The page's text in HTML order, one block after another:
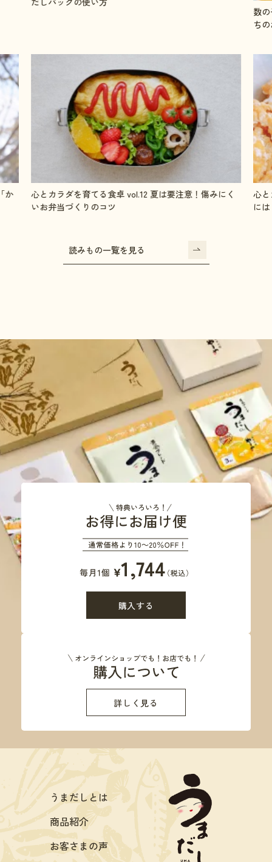
数
ち
か
心とカラダを育てる食卓 vol.12 夏は要注意！傷みにく
いお弁当づくりのコツ
心
に
読みもの一覧を見る
購入する
詳しく見る
うまだしとは
商品紹介
お客さまの声